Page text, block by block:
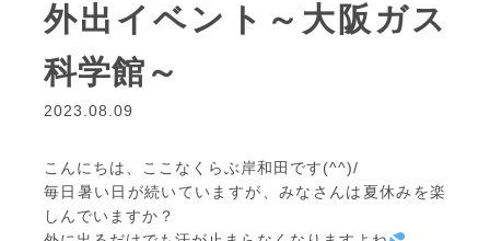
外出イベント～大阪ガス
科学館～
2023.08.09
こんにちは、ここなくらぶ岸和田です(^^)/
毎日暑い日が続いていますが、みなさんは夏休みを楽
しんでいますか？